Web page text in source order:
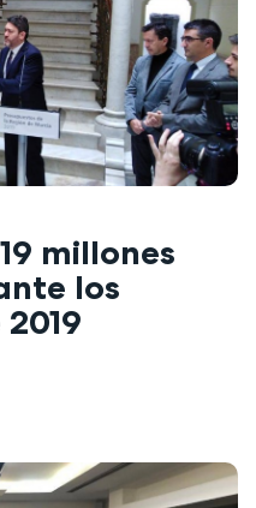
millones
los